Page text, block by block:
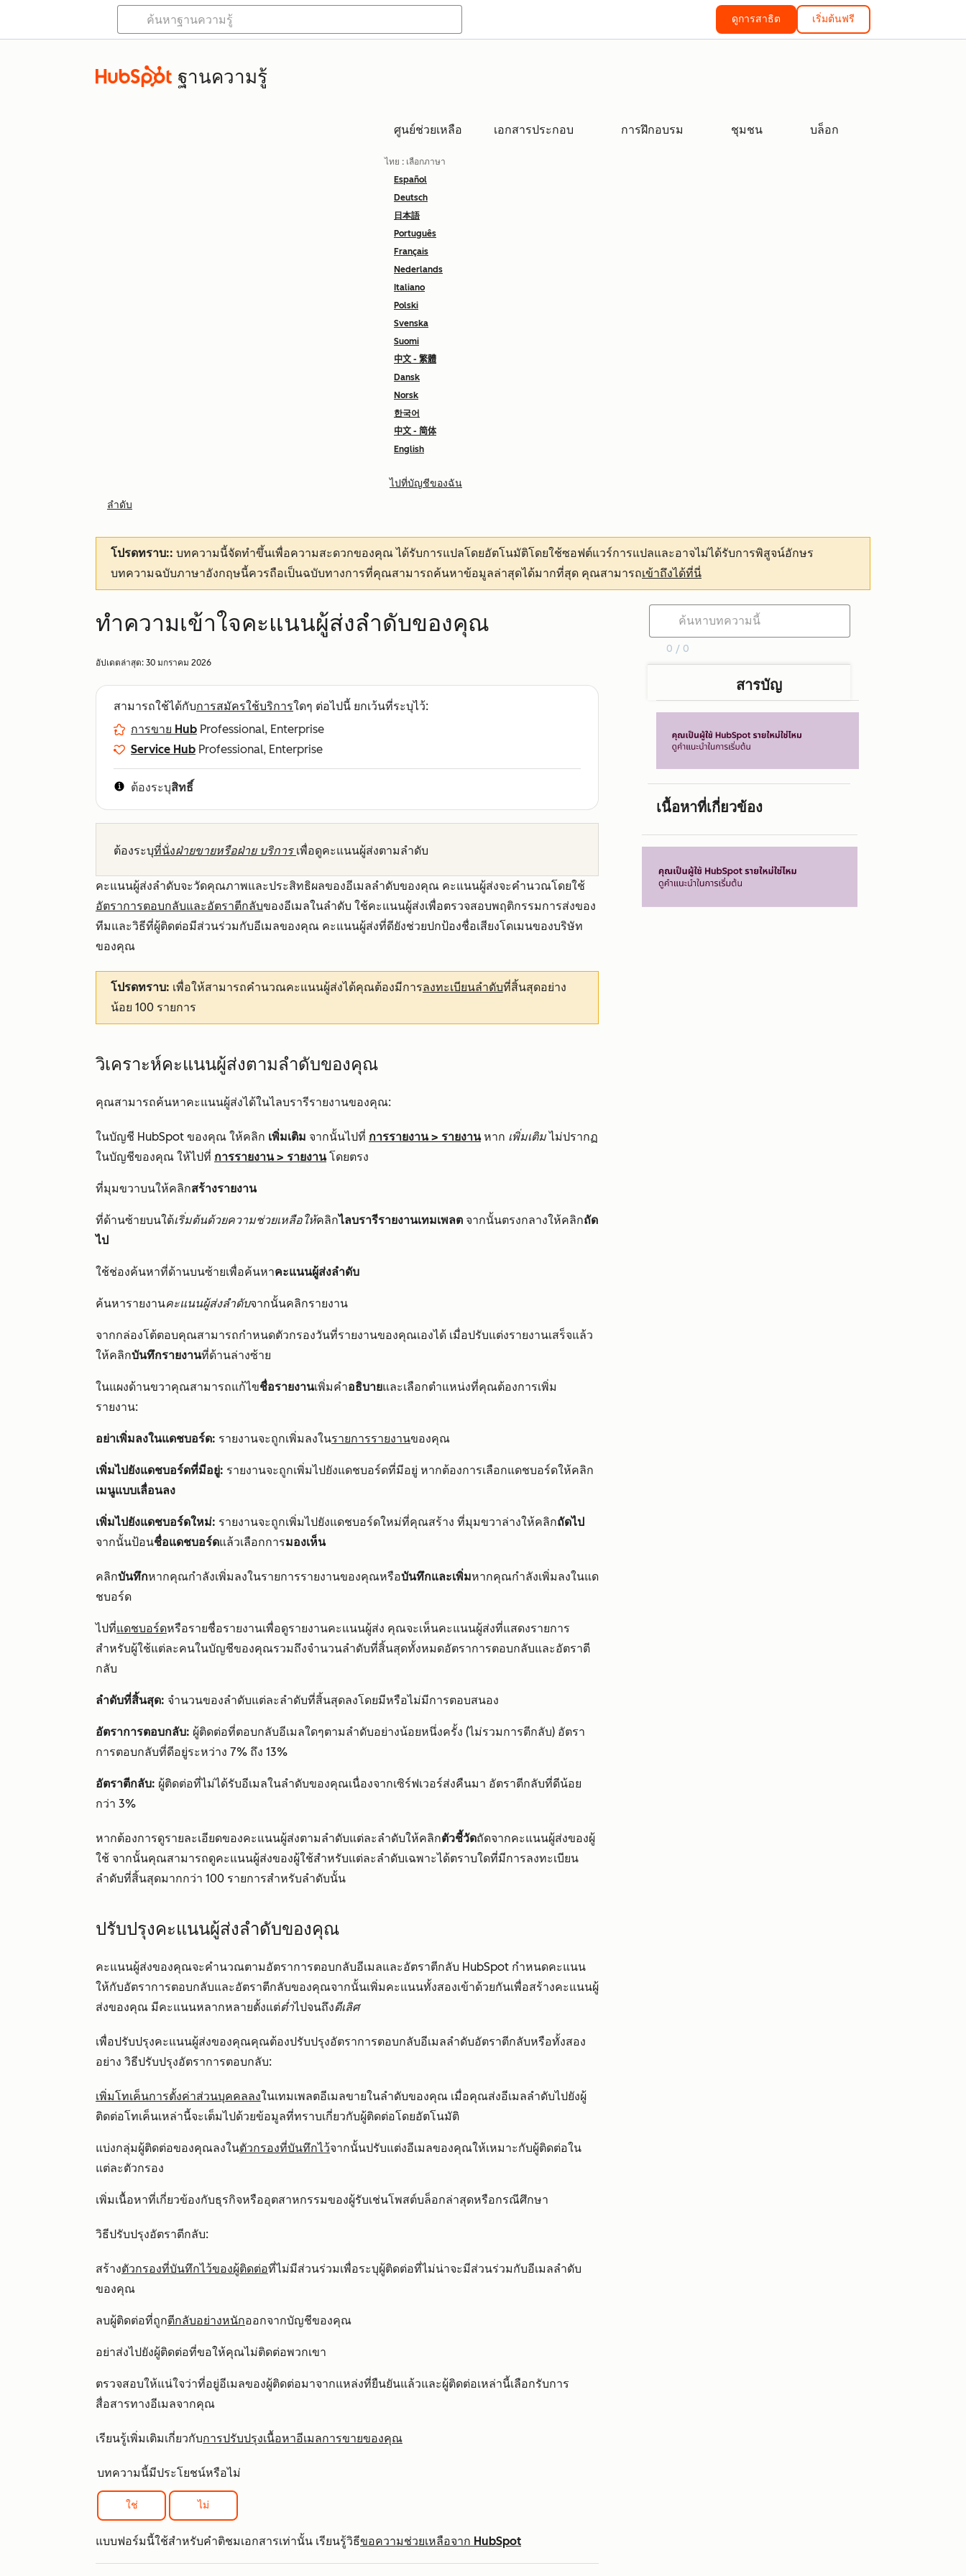
ดูการสาธิต เริ่มต้นฟรี
ฐานความรู้
ศูนย์ช่วยเหลือ เอกสารประกอบ การฝึกอบรม ชุมชน บล็อก
ไทย : เลือกภาษา
Español
Deutsch
日本語
Português
Français
Nederlands
Italiano
Polski
Svenska
Suomi
中文 - 繁體
Dansk
Norsk
한국어
中文 - 简体
English
ไปที่บัญชีของฉัน
ลำดับ
โปรดทราบ:: บทความนี้จัดทำขึ้นเพื่อความสะดวกของคุณได้รับการแปลโดยอัตโนมัติโดยใช้ซอฟต์แวร์การแปลและอาจไม่ได้รับการพิสูจน์อักษร
บทความฉบับภาษาอังกฤษนี้ควรถือเป็นฉบับทางการที่คุณสามารถค้นหาข้อมูลล่าสุดได้มากที่สุด คุณสามารถเข้าถึงได้ที่นี่
ทำความเข้าใจคะแนนผู้ส่งลำดับของคุณ
อัปเดตล่าสุด: 30 มกราคม 2026
สามารถใช้ได้กับการสมัครใช้บริการใดๆ ต่อไปนี้ ยกเว้นที่ระบุไว้:
การขาย Hub Professional, Enterprise
Service Hub Professional, Enterprise
ต้องระบุสิทธิ์
ต้องระบุที่นั่งฝ่ายขายหรือฝ่าย บริการ เพื่อดูคะแนนผู้ส่งตามลำดับ
คะแนนผู้ส่งลำดับจะวัดคุณภาพและประสิทธิผลของอีเมลลำดับของคุณ คะแนนผู้ส่งจะคำนวณโดยใช้
อัตราการตอบกลับและอัตราตีกลับของอีเมลในลำดับ ใช้คะแนนผู้ส่งเพื่อตรวจสอบพฤติกรรมการส่งของ
ทีมและวิธีที่ผู้ติดต่อมีส่วนร่วมกับอีเมลของคุณ คะแนนผู้ส่งที่ดียังช่วยปกป้องชื่อเสียงโดเมนของบริษัท
ของคุณ
โปรดทราบ: เพื่อให้สามารถคำนวณคะแนนผู้ส่งได้คุณต้องมีการลงทะเบียนลำดับที่สิ้นสุดอย่าง
น้อย 100 รายการ
วิเคราะห์คะแนนผู้ส่งตามลำดับของคุณ
คุณสามารถค้นหาคะแนนผู้ส่งได้ในไลบรารีรายงานของคุณ:
ในบัญชี HubSpot ของคุณ ให้คลิก เพิ่มเติม จากนั้นไปที่ การรายงาน> รายงานหาก เพิ่มเติมไม่ปรากฏ
ในบัญชีของคุณ ให้ไปที่ การรายงาน> รายงานโดยตรง
ที่มุมขวาบนให้คลิกสร้างรายงาน
ที่ด้านซ้ายบนใต้เริ่มต้นด้วยความช่วยเหลือให้คลิกไลบรารีรายงานเทมเพลต จากนั้นตรงกลางให้คลิกถัด
ไป
ใช้ช่องค้นหาที่ด้านบนซ้ายเพื่อค้นหาคะแนนผู้ส่งลำดับ
ค้นหารายงานคะแนนผู้ส่งลำดับจากนั้นคลิกรายงาน
จากกล่องโต้ตอบคุณสามารถกำหนดตัวกรองวันที่รายงานของคุณเองได้ เมื่อปรับแต่งรายงานเสร็จแล้ว
ให้คลิกบันทึกรายงานที่ด้านล่างซ้าย
ในแผงด้านขวาคุณสามารถแก้ไขชื่อรายงานเพิ่มคำอธิบายและเลือกตำแหน่งที่คุณต้องการเพิ่ม
รายงาน:
อย่าเพิ่มลงในแดชบอร์ด: รายงานจะถูกเพิ่มลงในรายการรายงานของคุณ
เพิ่มไปยังแดชบอร์ดที่มีอยู่: รายงานจะถูกเพิ่มไปยังแดชบอร์ดที่มีอยู่ หากต้องการเลือกแดชบอร์ดให้คลิก
เมนูแบบเลื่อนลง
เพิ่มไปยังแดชบอร์ดใหม่: รายงานจะถูกเพิ่มไปยังแดชบอร์ดใหม่ที่คุณสร้าง ที่มุมขวาล่างให้คลิกถัดไป
จากนั้นป้อนชื่อแดชบอร์ดแล้วเลือกการมองเห็น
คลิกบันทึกหากคุณกำลังเพิ่มลงในรายการรายงานของคุณหรือบันทึกและเพิ่มหากคุณกำลังเพิ่มลงในแด
ชบอร์ด
ไปที่แดชบอร์ดหรือรายชื่อรายงานเพื่อดูรายงานคะแนนผู้ส่ง คุณจะเห็นคะแนนผู้ส่งที่แสดงรายการ
สำหรับผู้ใช้แต่ละคนในบัญชีของคุณรวมถึงจำนวนลำดับที่สิ้นสุดทั้งหมดอัตราการตอบกลับและอัตราตี
กลับ
ลำดับที่สิ้นสุด: จำนวนของลำดับแต่ละลำดับที่สิ้นสุดลงโดยมีหรือไม่มีการตอบสนอง
อัตราการตอบกลับ: ผู้ติดต่อที่ตอบกลับอีเมลใดๆตามลำดับอย่างน้อยหนึ่งครั้ง (ไม่รวมการตีกลับ) อัตรา
การตอบกลับที่ดีอยู่ระหว่าง 7% ถึง 13%
อัตราตีกลับ: ผู้ติดต่อที่ไม่ได้รับอีเมลในลำดับของคุณเนื่องจากเซิร์ฟเวอร์ส่งคืนมา อัตราตีกลับที่ดีน้อย
กว่า 3%
หากต้องการดูรายละเอียดของคะแนนผู้ส่งตามลำดับแต่ละลำดับให้คลิกตัวชี้วัดถัดจากคะแนนผู้ส่งของผู้
ใช้ จากนั้นคุณสามารถดูคะแนนผู้ส่งของผู้ใช้สำหรับแต่ละลำดับเฉพาะได้ตราบใดที่มีการลงทะเบียน
ลำดับที่สิ้นสุดมากกว่า 100 รายการสำหรับลำดับนั้น
ปรับปรุงคะแนนผู้ส่งลำดับของคุณ
คะแนนผู้ส่งของคุณจะคำนวณตามอัตราการตอบกลับอีเมลและอัตราตีกลับ HubSpot กำหนดคะแนน
ให้กับอัตราการตอบกลับและอัตราตีกลับของคุณจากนั้นเพิ่มคะแนนทั้งสองเข้าด้วยกันเพื่อสร้างคะแนนผู้
ส่งของคุณ มีคะแนนหลากหลายตั้งแต่ต่ำไปจนถึงดีเลิศ
เพื่อปรับปรุงคะแนนผู้ส่งของคุณคุณต้องปรับปรุงอัตราการตอบกลับอีเมลลำดับอัตราตีกลับหรือทั้งสอง
อย่าง วิธีปรับปรุงอัตราการตอบกลับ:
เพิ่มโทเค็นการตั้งค่าส่วนบุคคลลงในเทมเพลตอีเมลขายในลำดับของคุณ เมื่อคุณส่งอีเมลลำดับไปยังผู้
ติดต่อโทเค็นเหล่านี้จะเต็มไปด้วยข้อมูลที่ทราบเกี่ยวกับผู้ติดต่อโดยอัตโนมัติ
แบ่งกลุ่มผู้ติดต่อของคุณลงในตัวกรองที่บันทึกไว้จากนั้นปรับแต่งอีเมลของคุณให้เหมาะกับผู้ติดต่อใน
แต่ละตัวกรอง
เพิ่มเนื้อหาที่เกี่ยวข้องกับธุรกิจหรืออุตสาหกรรมของผู้รับเช่นโพสต์บล็อกล่าสุดหรือกรณีศึกษา
วิธีปรับปรุงอัตราตีกลับ:
สร้างตัวกรองที่บันทึกไว้ของผู้ติดต่อที่ไม่มีส่วนร่วมเพื่อระบุผู้ติดต่อที่ไม่น่าจะมีส่วนร่วมกับอีเมลลำดับ
ของคุณ
ลบผู้ติดต่อที่ถูกตีกลับอย่างหนักออกจากบัญชีของคุณ
อย่าส่งไปยังผู้ติดต่อที่ขอให้คุณไม่ติดต่อพวกเขา
ตรวจสอบให้แน่ใจว่าที่อยู่อีเมลของผู้ติดต่อมาจากแหล่งที่ยืนยันแล้วและผู้ติดต่อเหล่านี้เลือกรับการ
สื่อสารทางอีเมลจากคุณ
เรียนรู้เพิ่มเติมเกี่ยวกับการปรับปรุงเนื้อหาอีเมลการขายของคุณ
บทความนี้มีประโยชน์หรือไม่
ใช่ ไม่
แบบฟอร์มนี้ใช้สำหรับคำติชมเอกสารเท่านั้น เรียนรู้วิธีขอความช่วยเหลือจาก HubSpot
0 / 0
สารบัญ
เนื้อหาที่เกี่ยวข้อง